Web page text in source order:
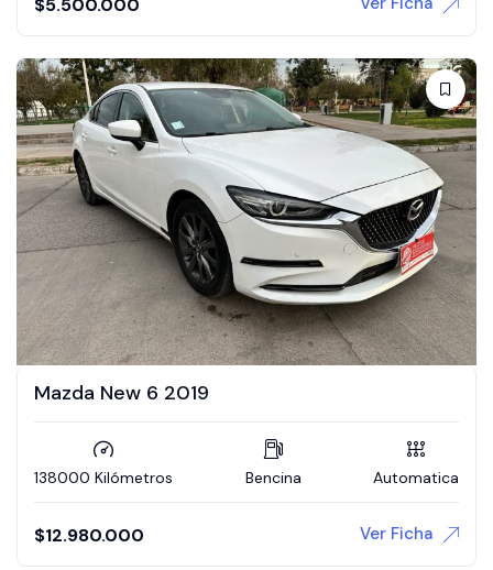
$5.500.000
Mazda New 6 2019
138000 Kilómetros Bencina Automatica
$12.980.000 Ver Ficha